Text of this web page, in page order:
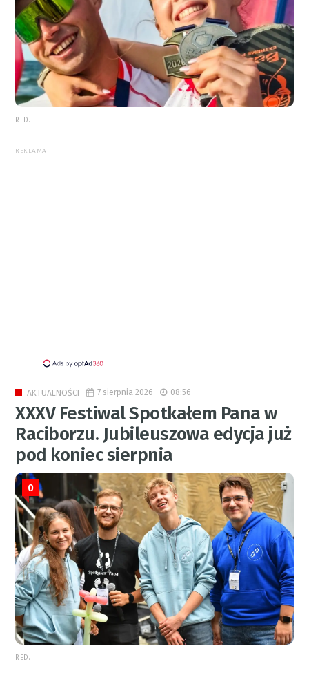
RED.
REKLAMA
AKTUALNOŚCI 7 sierpnia 2026 08:56
XXXV Festiwal Spotkałem Pana w
Raciborzu. Jubileuszowa edycja już
pod koniec sierpnia
0
RED.